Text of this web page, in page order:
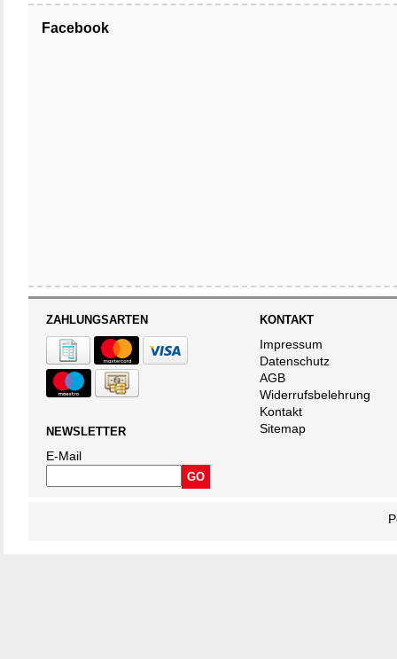
Facebook
ZAHLUNGSARTEN
NEWSLETTER
E-Mail
KONTAKT
Impressum
Datenschutz
AGB
Widerrufsbelehrung
Kontakt
Sitemap